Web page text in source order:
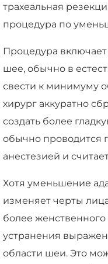
трахеальная
процедура по
Процедура
шее, обычно в
свести к минимуму
хирург аккуратно
создать более
обычно проводится
анестезией и
Хотя уменьшение
изменяет черты
более
устранения
области шеи. Это